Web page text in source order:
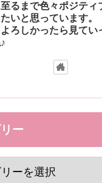
るまで色々ポジティ
いと思っています。
よろしかったら見てい
ー